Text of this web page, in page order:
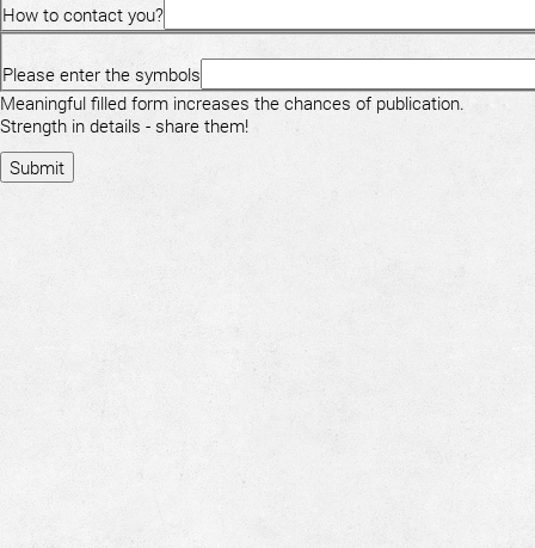
How to contact you?
Please enter the symbols
Meaningful filled form increases the chances of publication.
Strength in details - share them!